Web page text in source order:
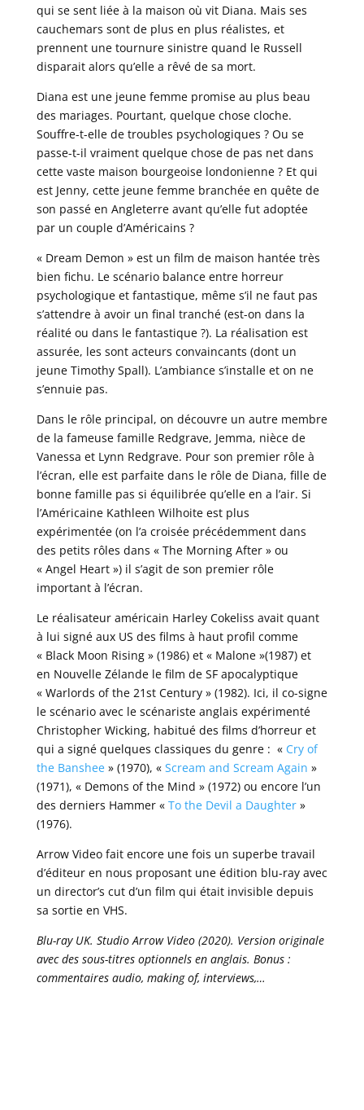
qui se sent liée à la maison où vit Diana. Mais ses
cauchemars sont de plus en plus réalistes, et
prennent une tournure sinistre quand le Russell
disparait alors qu’elle a rêvé de sa mort.
Diana est une jeune femme promise au plus beau
des mariages. Pourtant, quelque chose cloche.
Souffre-t-elle de troubles psychologiques ? Ou se
passe-t-il vraiment quelque chose de pas net dans
cette vaste maison bourgeoise londonienne ? Et qui
est Jenny, cette jeune femme branchée en quête de
son passé en Angleterre avant qu’elle fut adoptée
par un couple d’Américains ?
« Dream Demon » est un film de maison hantée très
bien fichu. Le scénario balance entre horreur
psychologique et fantastique, même s’il ne faut pas
s’attendre à avoir un final tranché (est-on dans la
réalité ou dans le fantastique ?). La réalisation est
assurée, les sont acteurs convaincants (dont un
jeune Timothy Spall). L’ambiance s’installe et on ne
s’ennuie pas.
Dans le rôle principal, on découvre un autre membre
de la fameuse famille Redgrave, Jemma, nièce de
Vanessa et Lynn Redgrave. Pour son premier rôle à
l’écran, elle est parfaite dans le rôle de Diana, fille de
bonne famille pas si équilibrée qu’elle en a l’air. Si
l’Américaine Kathleen Wilhoite est plus
expérimentée (on l’a croisée précédemment dans
des petits rôles dans « The Morning After » ou
« Angel Heart ») il s’agit de son premier rôle
important à l’écran.
Le réalisateur américain Harley Cokeliss avait quant
à lui signé aux US des films à haut profil comme
« Black Moon Rising » (1986) et « Malone »(1987) et
en Nouvelle Zélande le film de SF apocalyptique
« Warlords of the 21st Century » (1982). Ici, il co-signe
le scénario avec le scénariste anglais expérimenté
Christopher Wicking, habitué des films d’horreur et
qui a signé quelques classiques du genre : « Cry of
the Banshee» (1970), « Scream and Scream Again »
(1971), « Demons of the Mind » (1972) ou encore l’un
des derniers Hammer « To the Devil a Daughter»
(1976).
Arrow Video fait encore une fois un superbe travail
d’éditeur en nous proposant une édition blu-ray avec
un director’s cut d’un film qui était invisible depuis
sa sortie en VHS.
Blu-ray UK. Studio Arrow Video (2020). Version originale
avec des sous-titres optionnels en anglais. Bonus :
commentaires audio, making of, interviews,…